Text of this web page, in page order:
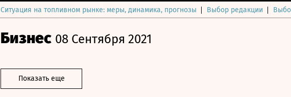
Ситуация на топливном рынке: меры, динамика, прогнозы Выбор редакции
Бизнес 08 Сентября 2021
Показать еще